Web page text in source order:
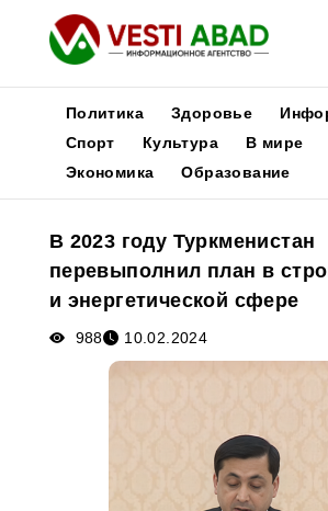
Новости
Медиа
Афиша
Политика Здоровье
Спорт
Культура В мире
Экономика
Образование
В 2023 году Туркменистан
перевыполнил план в
и энергетической сфере
988 10.02.2024